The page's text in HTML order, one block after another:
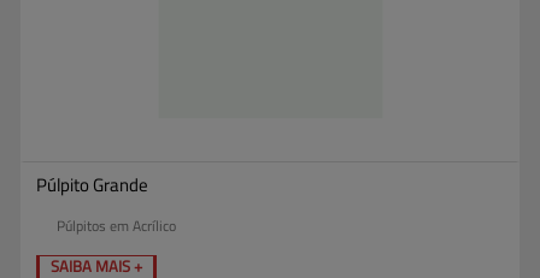
Púlpito Grande
Púlpitos em Acrílico
SAIBA MAIS +